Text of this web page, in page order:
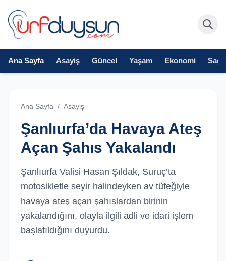
Ana Sayfa Asayiş Güncel Yaşam Ekonomi
Ana Sayfa / Asayiş
Şanlıurfa’da Havaya Ateş
Açan Şahıs Yakalandı
Şanlıurfa Valisi Hasan Şıldak, Suruç’ta
motosikletle seyir halindeyken av tüfeğiyle
havaya ateş açan şahıslardan birinin
yakalandığını, olayla ilgili adli ve idari işlem
başlatıldığını duyurdu.